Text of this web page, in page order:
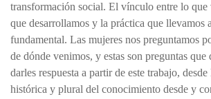
transformación social. El vínculo entre lo
que desarrollamos y la práctica que llevamos
fundamental. Las mujeres nos preguntamos
de dónde venimos, y estas son preguntas que
darles respuesta a partir de este trabajo,
histórica y plural del conocimiento desde y